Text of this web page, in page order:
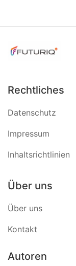
Rechtliches
Datenschutz
Impressum
Inhaltsrichtlinien
Über uns
Über uns
Kontakt
Autoren